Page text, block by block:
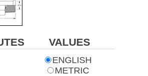
VALUES
ENGLISH
METRIC